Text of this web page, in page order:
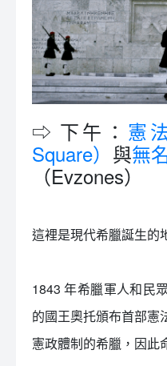
⇨ 下午： 憲
Square） 與無
（Evzones）
這裡是現代希臘誕生的
1843 年希臘軍人和民
的國王奧托頒布首部憲
憲政體制的希臘，因此